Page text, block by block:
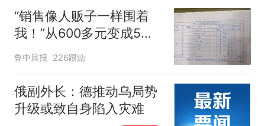
“销售像人贩子一样围着
我！”从600多元变成5万
元，57岁保洁阿姨做医美
糊
鲁中晨报 226跟贴
俄副外长：德推动乌局势
升级或致自身陷入灾难